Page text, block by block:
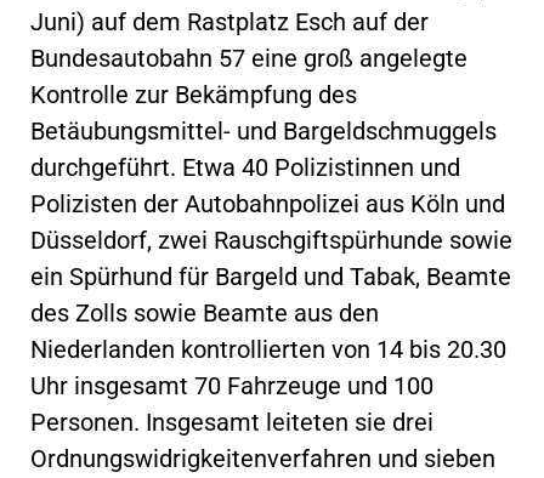
Juni) auf dem Rastplatz Esch auf der
Bundesautobahn 57 eine groß angelegte
Kontrolle zur Bekämpfung des
Betäubungsmittel- und Bargeldschmuggels
durchgeführt. Etwa 40 Polizistinnen und
Polizisten der Autobahnpolizei aus Köln und
Düsseldorf, zwei Rauschgiftspürhunde sowie
ein Spürhund für Bargeld und Tabak, Beamte
des Zolls sowie Beamte aus den
Niederlanden kontrollierten von 14 bis 20.30
Uhr insgesamt 70 Fahrzeuge und 100
Personen. Insgesamt leiteten sie drei
Ordnungswidrigkeitenverfahren und sieben